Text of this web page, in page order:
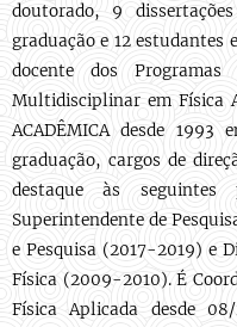
doutorado, 9
graduação e 12
docente dos
Multidisciplinar em Física
ACADÊMICA desde 1993
graduação, cargos de
destaque às seguintes
Superintendente de
e Pesquisa (2017-2019) e
Física (2009-2010). É
Física Aplicada desde